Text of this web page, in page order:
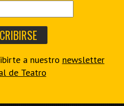
a nuestro newsletter
de Teatro